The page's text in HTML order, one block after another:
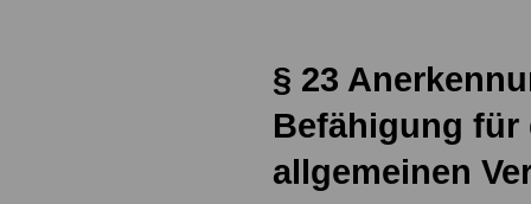
§ 23
Befähigung für
allgemeinen